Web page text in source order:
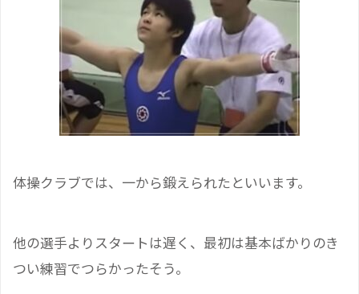
体操クラブでは、一から鍛えられたといいます。
他の選手よりスタートは遅く、最初は基本ばかりのき
つい練習でつらかったそう。